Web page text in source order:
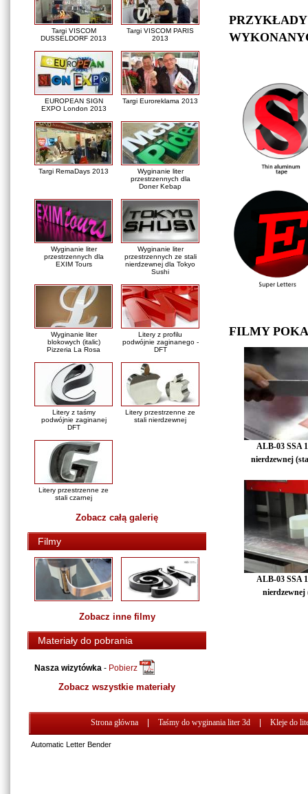
Targi VISCOM
DUSSELDORF 2013
Targi VISCOM PARIS
2013
EUROPEAN SIGN
EXPO London 2013
Targi Euroreklama 2013
Targi RemaDays 2013
Wyginanie liter
przestrzennych dla
Doner Kebap
Wyginanie liter
przestrzennych dla
EXIM Tours
Wyginanie liter
przestrzennych ze stali
nierdzewnej dla Tokyo
Sushi
Wyginanie liter
blokowych (italic)
Pizzeria La Rosa
Litery z profilu
podwójnie zaginanego -
DFT
Litery z taśmy
podwójnie zaginanej
DFT
Litery przestrzenne ze
stali nierdzewnej
Litery przestrzenne ze
stali czarnej
Zobacz całą galerię
Filmy
Zobacz inne filmy
Materiały do pobrania
Nasza wizytówka - Pobierz
Zobacz wszystkie materiały
FILMY
ALB-03 SSA
nierdzewnej
ALB-03 SSA
nierdzewnej
Strona główna Taśmy do wyginania liter 3d Kleje do
Automatic Letter Bender